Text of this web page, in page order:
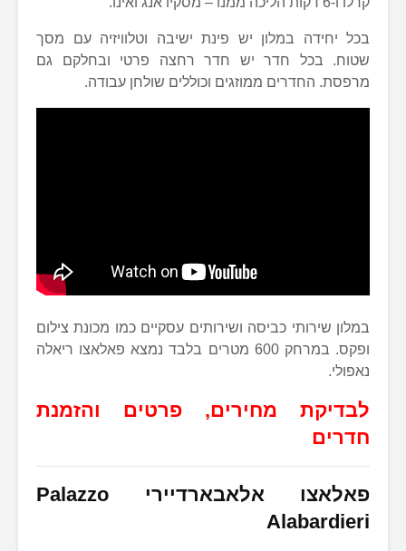
בכל יחידה במלון יש פינת ישיבה וטלוויזיה עם מסך
שטוח. בכל חדר יש חדר רחצה פרטי ובחלקם גם
מרפסת. החדרים ממוזגים וכוללים שולחן עבודה.
במלון שירותי כביסה ושירותים עסקיים כמו מכונת צילום
ופקס. במרחק 600 מטרים בלבד נמצא פאלאצו ריאלה
נאפולי.
לבדיקת מחירים, פרטים והזמנת
חדרים
פאלאצו אלאבארדיירי
Palazzo
Alabardieri